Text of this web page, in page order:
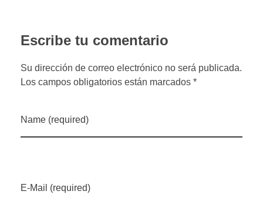
Escribe tu comentario
Su dirección de correo electrónico no será publicada.
Los campos obligatorios están marcados *
Name (required)
E-Mail (required)